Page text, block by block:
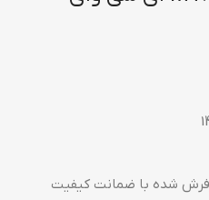
شده با ضمانت کیفیت